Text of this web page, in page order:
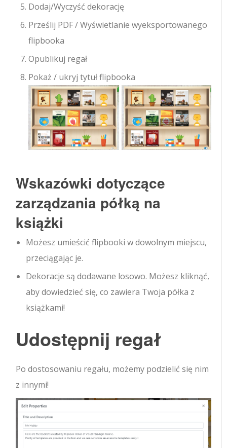
Dodaj/Wyczyść dekorację
Prześlij PDF / Wyświetlanie wyeksportowanego
flipbooka
Opublikuj regał
Pokaż / ukryj tytuł flipbooka
Wskazówki dotyczące
zarządzania półką na
książki
Możesz umieścić flipbooki w dowolnym miejscu,
przeciągając je.
Dekoracje są dodawane losowo. Możesz kliknąć,
aby dowiedzieć się, co zawiera Twoja półka z
książkami!
Udostępnij regał
Po dostosowaniu regału, możemy podzielić się nim
z innymi!